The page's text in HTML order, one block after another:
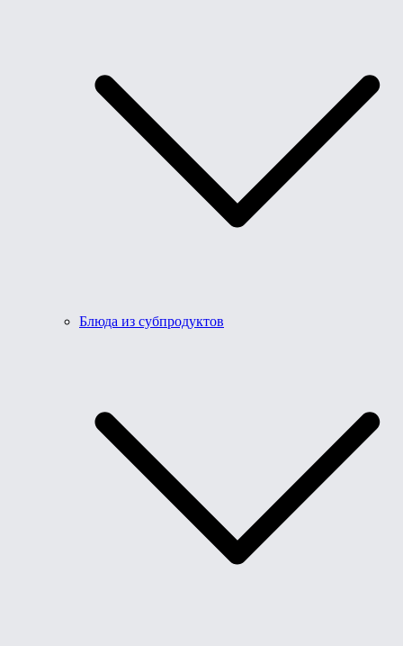
Блюда из субпродуктов